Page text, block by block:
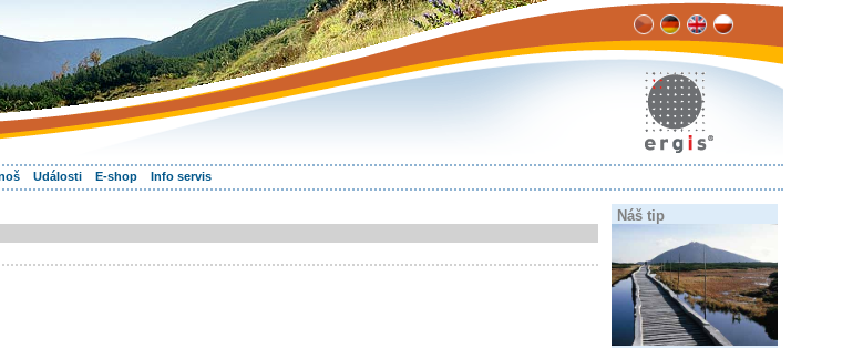
Události E-shop Info servis
Náš tip